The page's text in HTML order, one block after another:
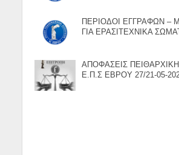
ΠΕΡΙΟΔΟΙ ΕΓΓΡΑΦΩΝ –
ΓΙΑ ΕΡΑΣΙΤΕΧΝΙΚΑ
ΑΠΟΦΑΣΕΙΣ
Ε.Π.Σ ΕΒΡΟΥ 27/21-05-